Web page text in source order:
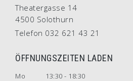
Theatergasse 14
4500 Solothurn
Telefon 032 621 43 21
ÖFFNUNGSZEITEN LADEN
Mo
13:30 - 18:30